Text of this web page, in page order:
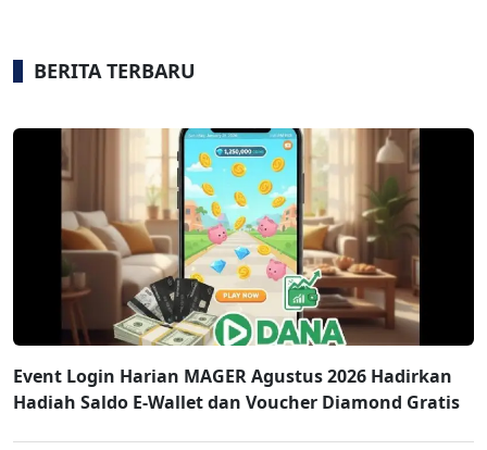
BERITA TERBARU
Event Login Harian MAGER Agustus 2026 Hadirkan
Hadiah Saldo E-Wallet dan Voucher Diamond Gratis